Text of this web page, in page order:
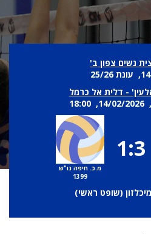
נשים צפון ב'
- דלית אל כרמל
1:3
מ.כ. חיפה נו"ש
1399
(שופט ראשי)